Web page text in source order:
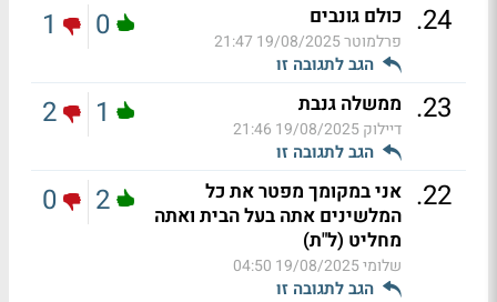
24
. כולם גונבים
פרלמוטר19/08/2025 21:47
הגב לתגובה זו
0
1
23
. ממשלה גנבת
דיילוק19/08/2025 21:46
הגב לתגובה זו
1
2
22
. אני במקומך מפטר את כל
המלשינים אתה בעל הבית ואתה
מחליט (ל"ת)
שלומי19/08/2025 04:50
הגב לתגובה זו
2
0